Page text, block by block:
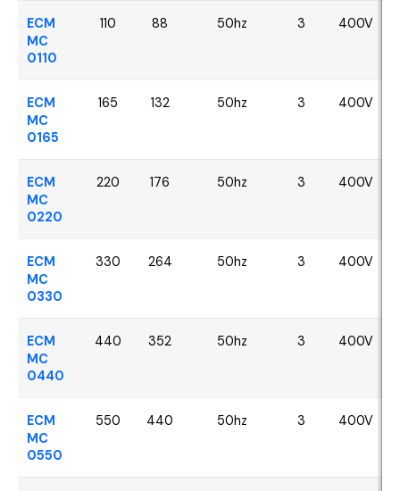
ECM
MC
0110
110 88 50hz 3 400V
ECM
MC
0165
165 132 50hz 3 400V
ECM
MC
0220
220 176 50hz 3 400V
ECM
MC
0330
330 264 50hz 3 400V
ECM
MC
0440
440 352 50hz 3 400V
ECM
MC
0550
550 440 50hz 3 400V